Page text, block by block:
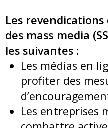
Les revendications
des mass media
les suivantes :
Les médias en
profiter des
Les entreprises